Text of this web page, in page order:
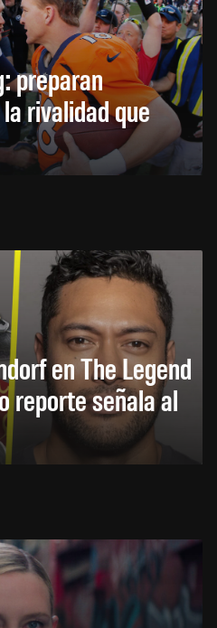
preparan
rivalidad que
en The Legend
reporte señala al